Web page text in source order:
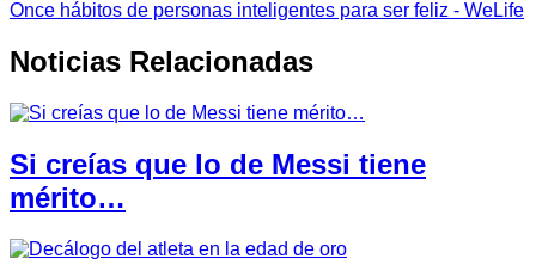
Once hábitos de personas inteligentes para ser feliz - WeLife
Noticias Relacionadas
Si creías que lo de Messi tiene
mérito…